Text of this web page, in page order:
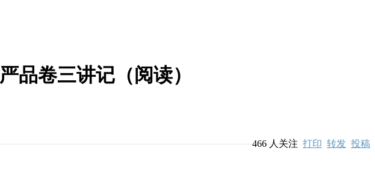
品卷三讲记（阅读）
466人关注 打印 转发 投稿